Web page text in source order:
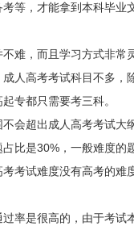
等，才能拿到本科毕业
难，而且学习方式非常
成人高考考试科目不多，
专都只需要考三科。
会超出成人高考考试大
比是30%，一般难度的
考考试难度没有高考的难
率是很高的，由于考试